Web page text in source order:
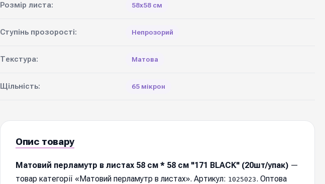
Розмір листа: 58х58 см
Ступінь прозорості: Непрозорий
Текстура: Матова
Щільність: 65 мікрон
Опис товару
Матовий перламутр в листах 58 см * 58 см "171 BLACK" (20шт/упак) —
товар категорії «Матовий перламутр в листах». Артикул: 1025023. Оптова